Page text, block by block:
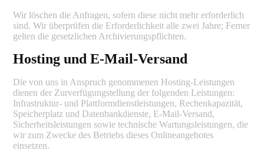
Wir löschen die Anfragen, sofern diese nicht mehr erforderlich
sind. Wir überprüfen die Erforderlichkeit alle zwei Jahre; Ferner
gelten die gesetzlichen Archivierungspflichten.
Hosting und E-Mail-Versand
Die von uns in Anspruch genommenen Hosting-Leistungen
dienen der Zurverfügungstellung der folgenden Leistungen:
Infrastruktur- und Plattformdienstleistungen, Rechenkapazität,
Speicherplatz und Datenbankdienste, E-Mail-Versand,
Sicherheitsleistungen sowie technische Wartungsleistungen, die
wir zum Zwecke des Betriebs dieses Onlineangebotes
einsetzen.